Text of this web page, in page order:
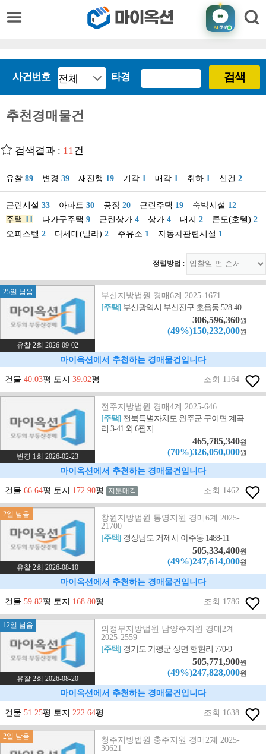
AI챗봇
사건번호 타경 검색
추천경매물건
검색결과 : 11건
유찰 89 변경 39 재진행 19 기각 1 매각 1 취하 1 신건 2
근린시설 33 아파트 30 공장 20 근린주택 19 숙박시설 12
주택 11 다가구주택 9 근린상가 4 상가 4 대지 2 콘도(호텔) 2
오피스텔 2 다세대(빌라) 2 주유소 1 자동차관련시설 1
정렬방법 :
25일 남음
유찰 2회 2026-09-02
부산지방법원 경매6계 2025-1671
[주택] 부산광역시 부산진구 초읍동 528-40
306,596,360원
(49%)150,232,000원
마이옥션에서 추천하는 경매물건입니다
건물 40.03평 토지 39.02평 조회 1164
변경 1회 2026-02-23
전주지방법원 경매4계 2025-646
[주택] 전북특별자치도 완주군 구이면 계곡
리 3-41 외 6필지
465,785,340원
(70%)326,050,000원
마이옥션에서 추천하는 경매물건입니다
건물 66.64평 토지 172.90평 지분매각 조회 1462
2일 남음
유찰 2회 2026-08-10
창원지방법원 통영지원 경매6계 2025-
21700
[주택] 경상남도 거제시 아주동 1488-11
505,334,400원
(49%)247,614,000원
마이옥션에서 추천하는 경매물건입니다
건물 59.82평 토지 168.80평 조회 1786
12일 남음
유찰 2회 2026-08-20
의정부지방법원 남양주지원 경매2계
2025-2559
[주택] 경기도 가평군 상면 행현리 770-9
505,771,900원
(49%)247,828,000원
마이옥션에서 추천하는 경매물건입니다
건물 51.25평 토지 222.64평 조회 1638
2일 남음
청주지방법원 충주지원 경매2계 2025-
30621